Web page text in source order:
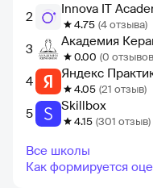
2 Innova IT
4.75 (4 отзыва)
3 Академия
0.00 (0
4 Яндекс
4.05 (21 отзыв)
5 Skillbox
4.15 (301 отзыв)
Все школы
Как формируется